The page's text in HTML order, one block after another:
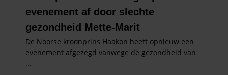
verzameld op basis van uw gebruik van hun services. U
gaat akkoord met onze cookies als u onze website blijft
gebruiken.